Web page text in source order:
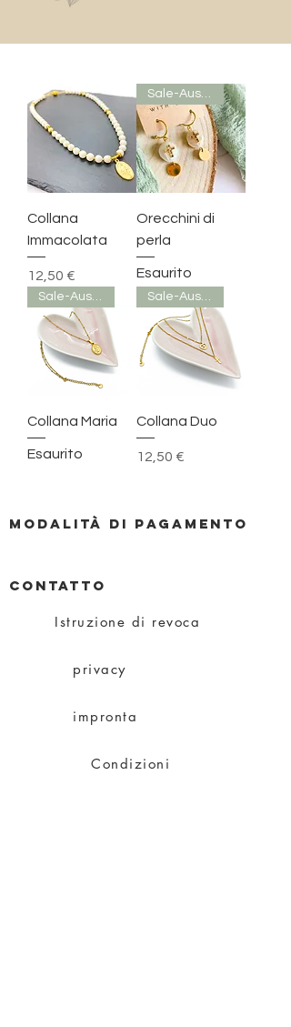
Collana
Immacolata
Prezzo
12,50 €
Sale-Ausverkauf
Orecchini di
perla
Esaurito
Sale-Ausverkauf
Collana Maria
Esaurito
Sale-Ausverkauf
Collana Duo
Prezzo
12,50 €
Modalità di pagamento
CONTATTO
Istruzione di revoca
privacy
impronta
Condizioni